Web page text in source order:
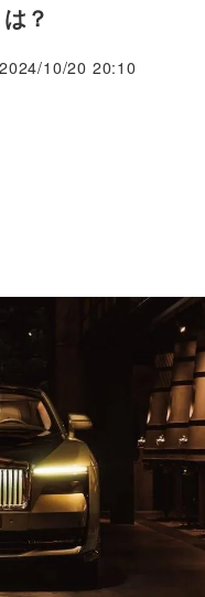
？
2024/10/20 20:10